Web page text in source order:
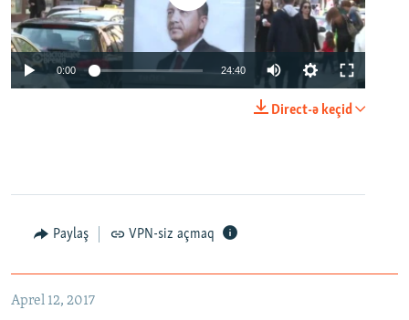
0:00 24:40
Direct-ə keçid
Paylaş VPN-siz açmaq
Aprel 12, 2017